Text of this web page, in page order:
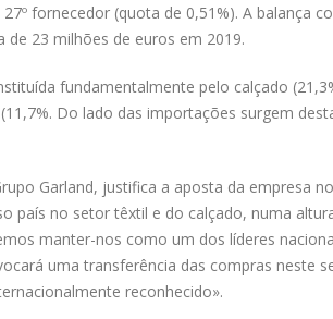
fornecedor (quota de 0,51%). A balança
de 23 milhões de euros em 2019.
fundamentalmente pelo calçado
Do lado das importações surgem
Garland, justifica a aposta da empresa
país no setor têxtil e do calçado, numa
manter-nos como um dos líderes
uma transferência das compras neste
reconhecido».